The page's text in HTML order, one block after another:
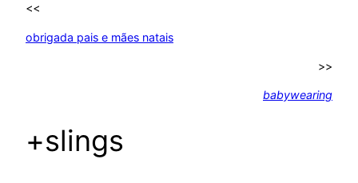
<<
obrigada pais e mães natais
>>
babywearing
+slings